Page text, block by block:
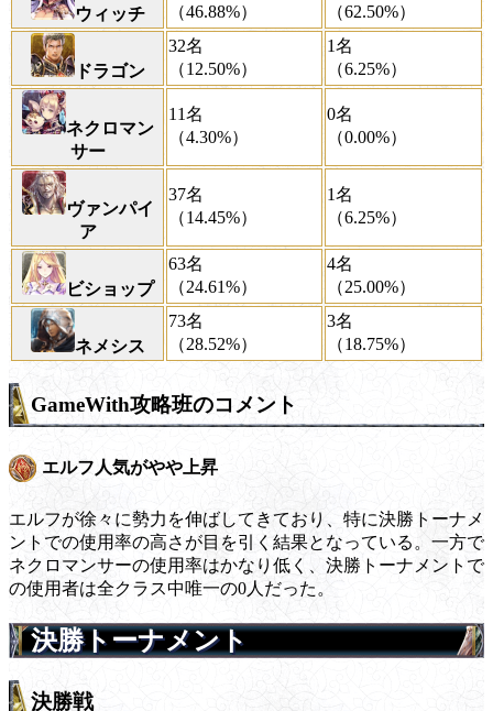
ウィッチ
（46.88%）
（62.50%）
ドラゴン
32名
（12.50%）
1名
（6.25%）
ネクロマン
サー
11名
（4.30%）
0名
（0.00%）
ヴァンパイ
ア
37名
（14.45%）
1名
（6.25%）
ビショップ
63名
（24.61%）
4名
（25.00%）
ネメシス
73名
（28.52%）
3名
（18.75%）
GameWith攻略班のコメント
エルフ人気がやや上昇
エルフが徐々に勢力を伸ばしてきており、特に決勝トーナメ
ントでの使用率の高さが目を引く結果となっている。一方で
ネクロマンサーの使用率はかなり低く、決勝トーナメントで
の使用者は全クラス中唯一の0人だった。
決勝トーナメント
決勝戦